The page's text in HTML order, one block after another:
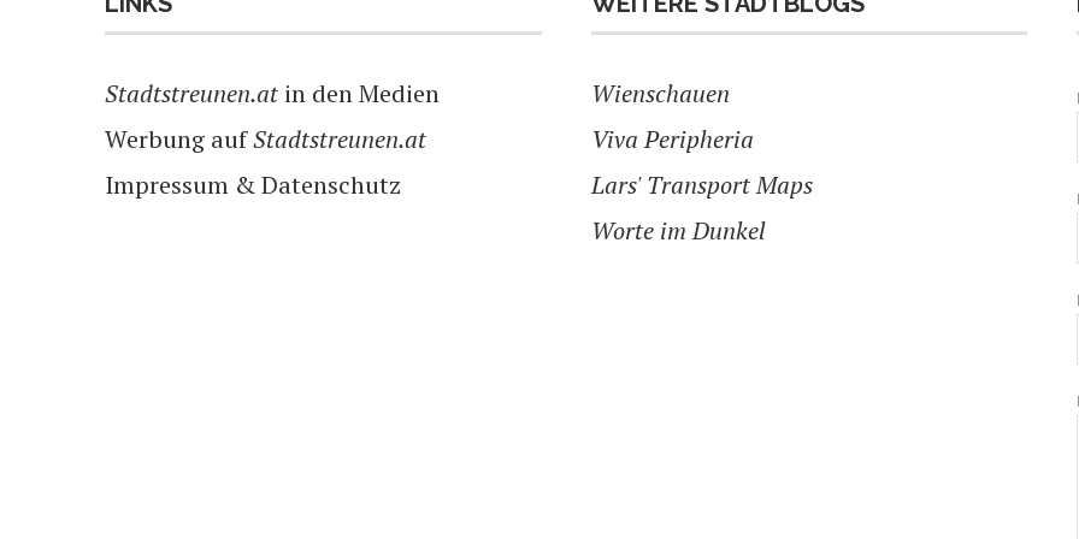
Stadtstreunen.at in den Medien
Werbung aufStadtstreunen.at
Impressum & Datenschutz
Wienschauen
Viva Peripheria
Lars' Transport Maps
Worte im Dunkel